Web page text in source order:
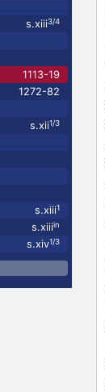
s.xiii3/4
1113-19
1272-82
s.xii1/3
s.xiii1
s.xiiiin
s.xiv1/3